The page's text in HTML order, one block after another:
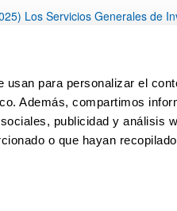
usan para personalizar el
Además, compartimos
publicidad y análisis
o que hayan
Los Servicios Generales de
química de dos
Página
1 Página
2 3 ...